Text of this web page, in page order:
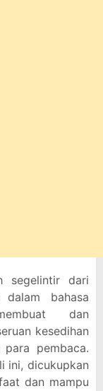
segelintir dari
bahasa
dan
kesedihan
pembaca.
ini, dicukupkan
dan mampu